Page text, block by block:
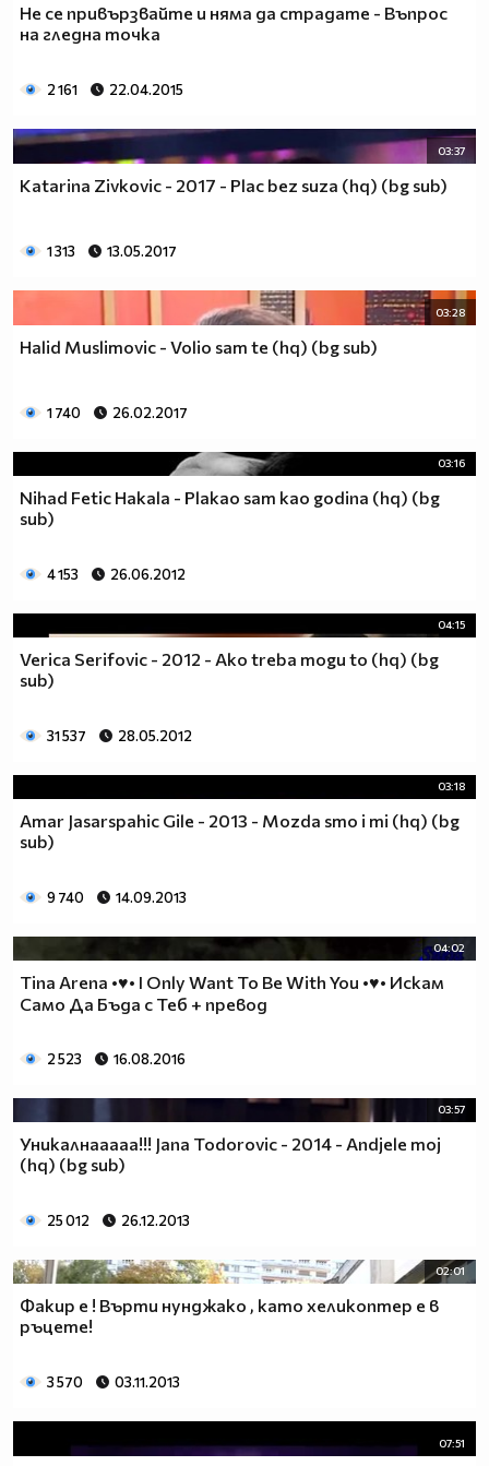
Не се привързвайте и няма да страдате - Въпрос
на гледна точка
2 161 22.04.2015
03:37
Katarina Zivkovic - 2017 - Plac bez suza (hq) (bg sub)
1 313 13.05.2017
03:28
Halid Muslimovic - Volio sam te (hq) (bg sub)
1 740 26.02.2017
03:16
Nihad Fetic Hakala - Plakao sam kao godina (hq) (bg
sub)
4 153 26.06.2012
04:15
Verica Serifovic - 2012 - Ako treba mogu to (hq) (bg
sub)
31 537 28.05.2012
03:18
Amar Jasarspahic Gile - 2013 - Mozda smo i mi (hq) (bg
sub)
9 740 14.09.2013
04:02
Tina Arena •♥• I Only Want To Be With You •♥• Искам
Само Да Бъда с Теб + превод
2 523 16.08.2016
03:57
Уникалнааааа!!! Jana Todorovic - 2014 - Andjele moj
(hq) (bg sub)
25 012 26.12.2013
02:01
Факир е ! Върти нунджако , като хеликоптер е в
ръцете!
3 570 03.11.2013
07:51